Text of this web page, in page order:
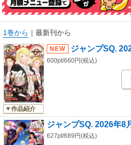
ろくんの補講アトリエ』（山本百八）／【
（加藤和恵）、『魔都精兵のスレイブ セ
漫画：竹村洋平）／ほか、18作品を収録！
1巻から ｜ 最新刊から
作品紹介
ジャンプSQ.
600pt/660円(税込)
ジャンプSQ. 2026年8
627pt/689円(税込)